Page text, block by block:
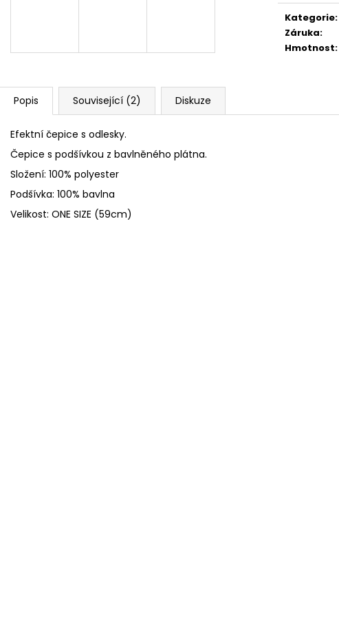
Kategorie:
Záruka:
Hmotnost:
Popis Související (2) Diskuze
Efektní čepice s odlesky.
Čepice s podšívkou z bavlněného plátna.
Složení: 100% polyester
Podšívka: 100% bavlna
Velikost: ONE SIZE (59cm)
SPACÍ ČEPICE TUČŇÁK